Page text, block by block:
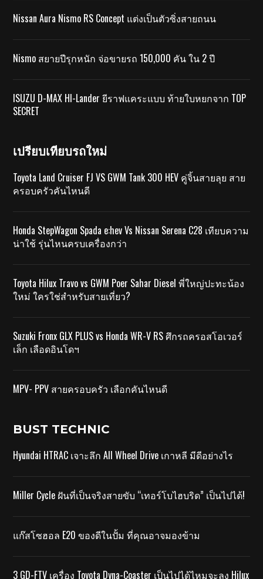
Nissan Aura Nismo RS Concept แต่งเป็นตัวซิ่งสายถนน
Nismo สยายปีรุกหนัก จ่อขายรถ 150,000 คัน ใน 2 ปี
ISUZU D-MAX HI-Lander ยีราฟแคระแบบ ท้ายใบหยกจาก TOP
SECRET
เปรียบเทียบรถใหม่
Toyota Land Cruiser FJ VS GWM Tank 300 HEV คู่จิ้นสายลุย สาย
ครอบครัวคันไหนดี
Honda StepWagon Spada e:hev Vs Nissan Serena C28 เทียบความ
น่าใช้ รุ่นไหนครบเครื่องกว่า
Toyota Hilux Travo vs GWM Poer Sahar Diesel พี่ใหญ่ปะทะน้อง
ใหม่ ใครใช่สำหรับสายเที่ยว?
Suzuki Fronx GLX PLUS vs Honda WR-V RS ศึกรถครอสโอเวอร์
เล็ก เลือดอินโดฯ
MPV- PPV สายครอบครัว เลือกคันไหนดี
BUST TECHNIC
Hyundai HTRAC เจาะลึก All Wheel Drive เกาหลี มีดีอย่างไร
Miller Cycle ฝันที่เป็นจริงสายขับ “เทอร์โบไฮบริด” เป็นไปได้!
แก๊สโซฮอล E20 ของดีในปั้ม ที่คุณอาจมองข้าม
3 GD-FTV เครื่อง Toyota Dyna-Coaster เป็นไปได้ไหมจะลง Hilux